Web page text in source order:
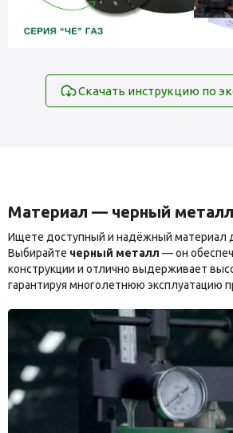
Скачать инструкцию по
Материал — черный металл
Ищете доступный и надёжный материал
Выбирайте черный металл — он
конструкции и отлично выдерживает
гарантируя многолетнюю эксплуатацию